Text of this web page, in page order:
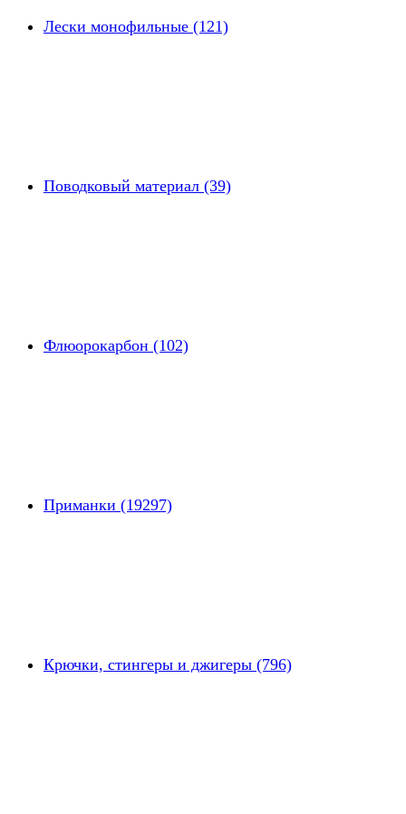
Лески монофильные (121)
Поводковый материал (39)
Флюорокарбон (102)
Приманки (19297)
Крючки, стингеры и джигеры (796)